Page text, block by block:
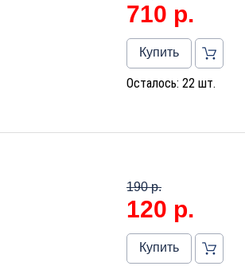
710 р.
Купить
Осталось: 22 шт.
190 р.
120 р.
Купить